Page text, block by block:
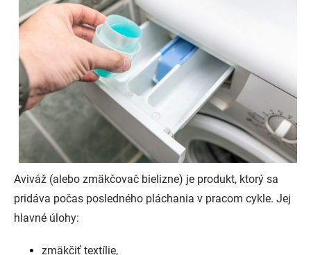
Aviváž (alebo zmäkčovač bielizne) je produkt, ktorý sa
pridáva počas posledného pláchania v pracom cykle. Jej
hlavné úlohy:
zmäkčiť textílie,